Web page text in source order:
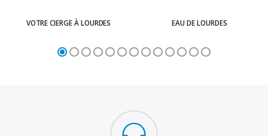
VOTRE CIERGE À LOURDES EAU DE LOURDES